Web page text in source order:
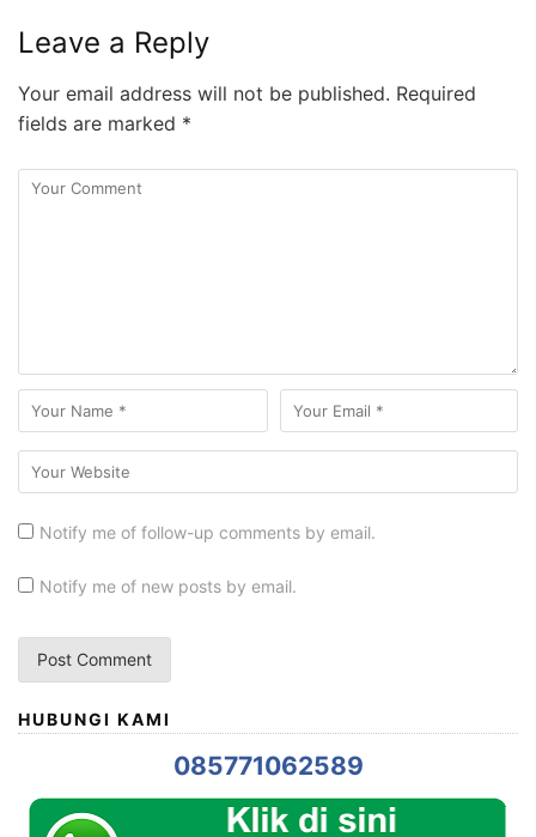
Leave a Reply
Your email address will not be published. Required
fields are marked *
Notify me of follow-up comments by email.
Notify me of new posts by email.
HUBUNGI KAMI
085771062589